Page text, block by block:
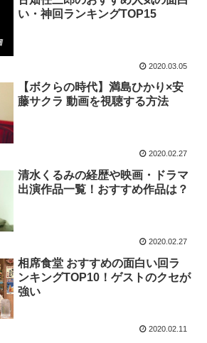
い・神回ランキングTOP15
2020.03.05
【ボクらの時代】満島ひかり×安
藤サクラ 動画を視聴する方法
2020.02.27
清水くるみの経歴や映画・ドラマ
出演作品一覧！おすすめ作品は？
2020.02.27
相席食堂 おすすめの面白い回ラ
ンキングTOP10！ゲストのクセが
強い
2020.02.11